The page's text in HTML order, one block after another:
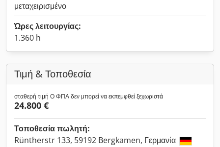
μεταχειρισμένο
Ώρες λειτουργίας:
1.360 h
Τιμή & Τοποθεσία
σταθερή τιμή Ο ΦΠΑ δεν μπορεί να εκπεμφθεί ξεχωριστά
24.800 €
Τοποθεσία πωλητή:
Rüntherstr 133, 59192 Bergkamen, Γερμανία